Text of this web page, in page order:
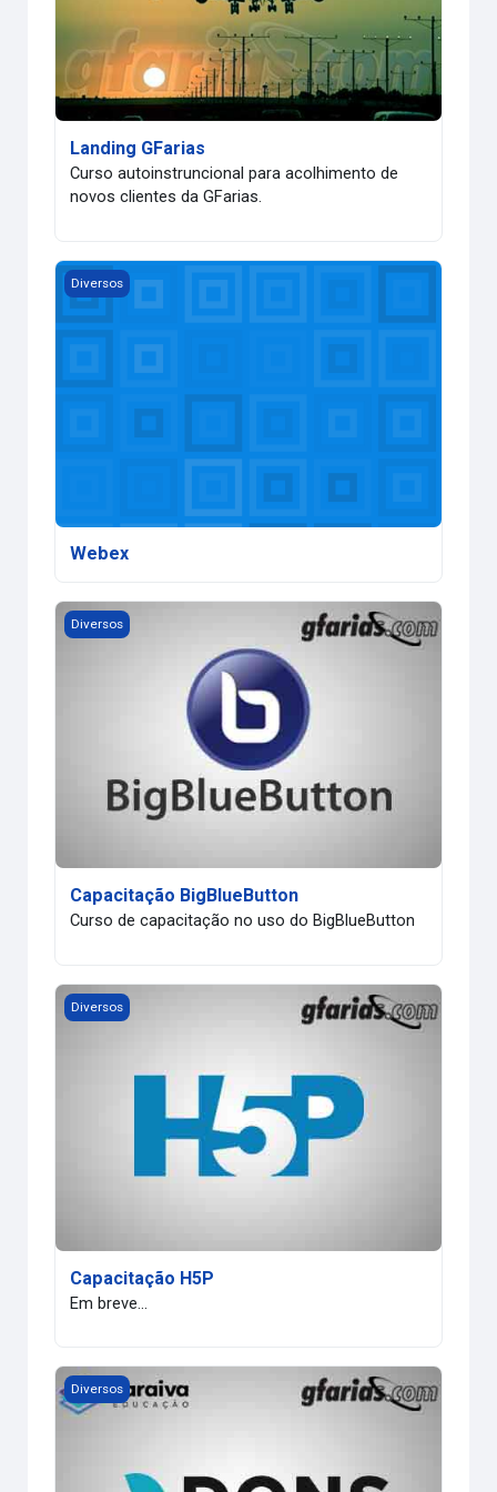
Landing GFarias
Curso autoinstruncional para acolhimento de
novos clientes da GFarias.
Webex
Diversos
Webex
Capacitação BigBlueButton
Diversos
Capacitação BigBlueButton
Curso de capacitação no uso do BigBlueButton
Capacitação H5P
Diversos
Capacitação H5P
Em breve...
Dons
Diversos